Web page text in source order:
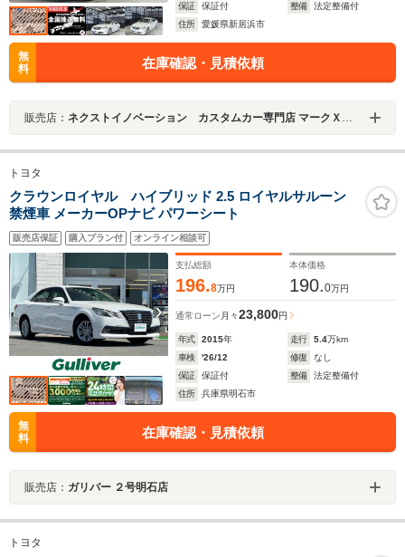
保証 保証付 整備
法定整備付
住所
愛媛県新居浜市
無
料
在庫確認・見積依頼
販売店： ネクストイノベーション カスタムカー専門店 マークＸ・クラウン・プリウス専門店
トヨタ
クラウンロイヤル ハイブリッド 2.5 ロイヤルサルーン
禁煙車 メーカーOPナビ パワーシート
販売店保証 購入プラン付 オンライン相談可
支払総額
196.8万円
本体価格
190.0万円
通常ローン 月々23,800円
年式 2015年 走行 5.4万km
車検
'26/12 修復
なし
保証
保証付 整備
法定整備付
住所
兵庫県明石市
無
料
在庫確認・見積依頼
販売店： ガリバー ２号明石店
トヨタ